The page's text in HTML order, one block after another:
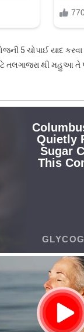
5 ચોપાઈ યાદ
થી મહુઆ તે